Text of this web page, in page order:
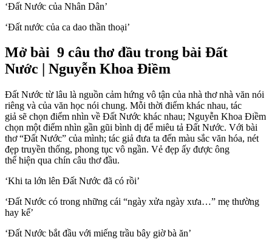
‘Đất Nước của Nhân Dân’
‘Đất nước của ca dao thần thoại’
Mở bài 9 câu thơ đầu trong bài Đất
Nước | Nguyễn Khoa Điềm
Đất Nước từ lâu là nguồn cảm hứng vô tận của nhà thơ nhà văn nói
riêng và của văn học nói chung. Mỗi thời điểm khác nhau, tác
giả sẽ chọn điểm nhìn về Đất Nước khác nhau; Nguyễn Khoa Điềm
chọn một điểm nhìn gần gũi bình dị để miêu tả Đất Nước. Với bài
thơ “Đất Nước” của mình; tác giả đưa ta đến màu sắc văn hóa, nét
đẹp truyền thống, phong tục vô ngần. Vẻ đẹp ấy được ông
thể hiện qua chín câu thơ đầu.
‘Khi ta lớn lên Đất Nước đã có rồi’
‘Đất Nước có trong những cái “ngày xửa ngày xưa…” mẹ thường
hay kể’
‘Đất Nước bắt đầu với miếng trầu bây giờ bà ăn’